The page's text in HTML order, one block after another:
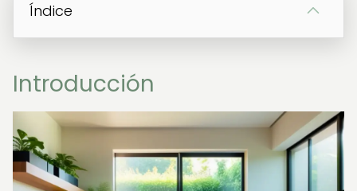
Índice
Introducción